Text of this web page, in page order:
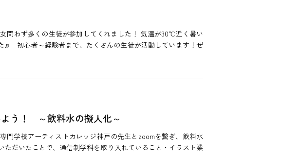
問わず多くの生徒が参加してくれました！ 気温が30℃近く暑い
♬ 初心者～経験者まで、たくさんの生徒が活動しています！ぜ
よう！ ～飲料水の擬人化～
門学校アーティストカレッジ神戸の先生とzoomを繋ぎ、飲料水
だいたことで、通信制学科を取り入れていること・イラスト業